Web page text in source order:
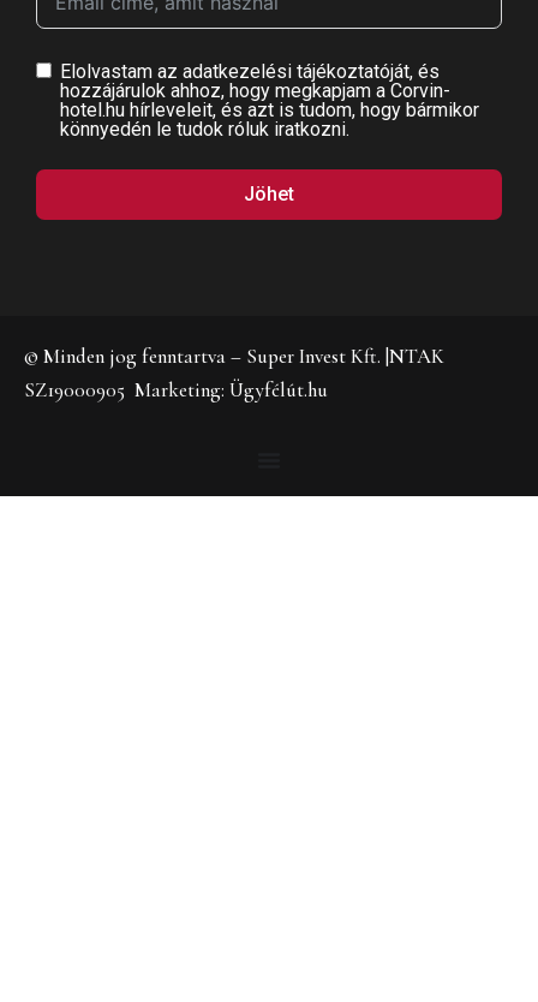
Elolvastam az adatkezelési tájékoztatóját, és
hozzájárulok ahhoz, hogy megkapjam a Corvin-
hotel.hu hírleveleit, és azt is tudom, hogy bármikor
könnyedén le tudok róluk iratkozni.
Jöhet
© Minden jog fenntartva – Super Invest Kft. |NTAK
SZ19000905 Marketing: Ügyfélút.hu